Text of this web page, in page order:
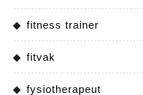
fitness trainer
fitvak
fysiotherapeut